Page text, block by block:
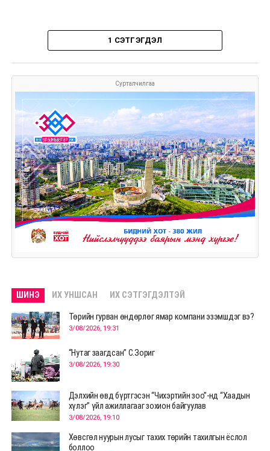
1 СЭТГЭГДЭЛ
Сурталчилгаа
ШИНЭ ИХ УНШСАН ИХ СЭТГЭГДЭЛТЭЙ
Төрийн гурван өндөрлөг ямар компани эзэмшдэг вэ?
3/08/2026, 19:31
“Нутаг заагдсан” С.Зориг
3/08/2026, 19:30
Дэлхийн өвд бүртгэсэн “Чихэртийн зоо”-нд “Хаадын
хүлэг” үйл ажиллагааг зохион байгуулав
3/08/2026, 19:10
Хөвсгөл нуурын лусыг тахих төрийн тахилгын ёслол
боллоо